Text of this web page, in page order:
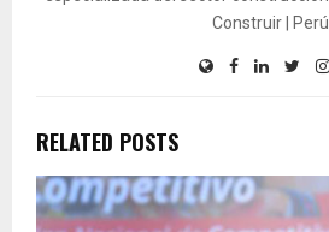
Construir | Perú
RELATED POSTS